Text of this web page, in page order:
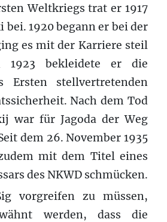
Weltkriegs trat er 1917
bei. 1920 begann er bei der
es mit der Karriere steil
1923 bekleidete er die
Ersten stellvertretenden
Nach dem Tod
war für Jagoda der Weg
dem 26. November 1935
mit dem Titel eines
des NKWD schmücken.
vorgreifen zu müssen,
werden, dass die